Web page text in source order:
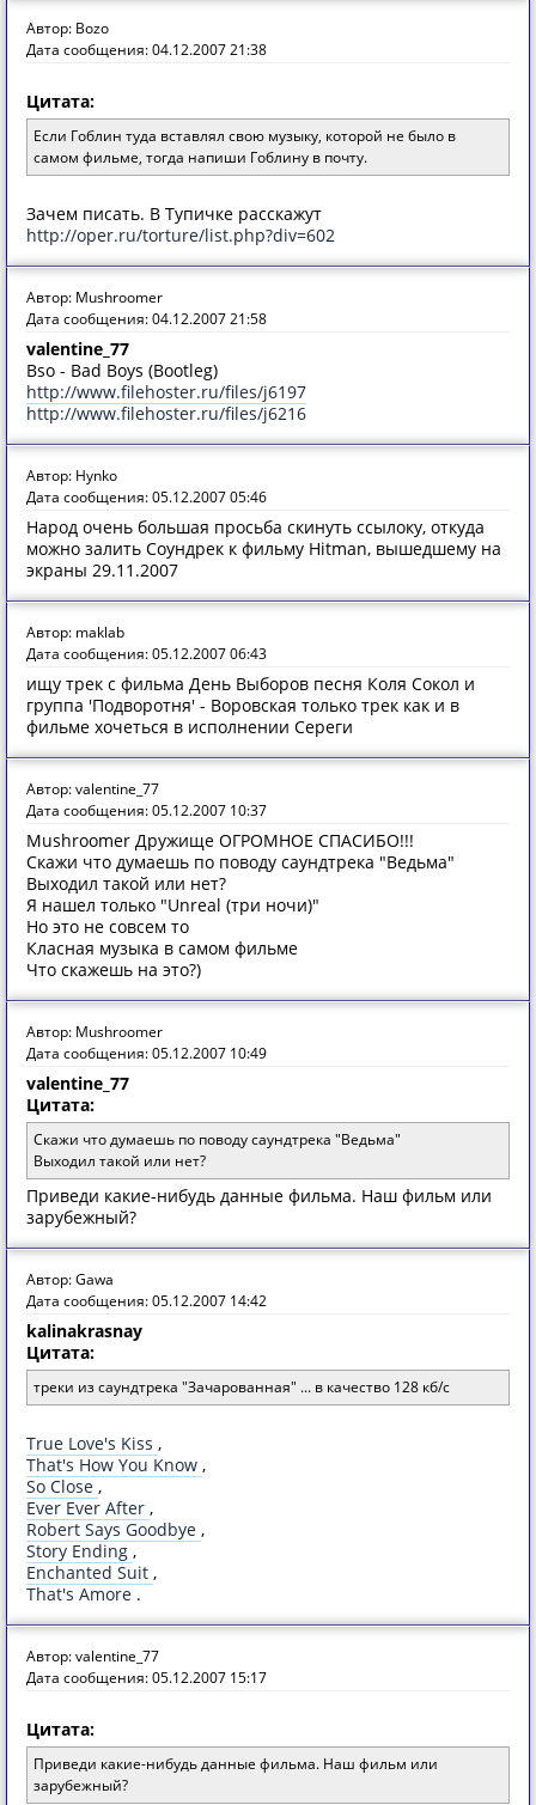
Автор: Bozo
Дата сообщения: 04.12.2007 21:38
Цитата:
Если Гоблин туда вставлял свою музыку, которой не было в
самом фильме, тогда напиши Гоблину в почту.
Зачем писать. В Тупичке расскажут
http://oper.ru/torture/list.php?div=602
Автор: Mushroomer
Дата сообщения: 04.12.2007 21:58
valentine_77
Bso - Bad Boys (Bootleg)
http://www.filehoster.ru/files/j6197
http://www.filehoster.ru/files/j6216
Автор: Hynko
Дата сообщения: 05.12.2007 05:46
Народ очень большая просьба скинуть ссылоку, откуда
можно залить Соундрек к фильму Hitman, вышедшему на
экраны 29.11.2007
Автор: maklab
Дата сообщения: 05.12.2007 06:43
ищу трек с фильма День Выборов песня Коля Сокол и
группа 'Подворотня' - Воровская только трек как и в
фильме хочеться в исполнении Сереги
Автор: valentine_77
Дата сообщения: 05.12.2007 10:37
Mushroomer Дружище ОГРОМНОЕ СПАСИБО!!!
Скажи что думаешь по поводу саундтрека "Ведьма"
Выходил такой или нет?
Я нашел только "Unreal (три ночи)"
Но это не совсем то
Класная музыка в самом фильме
Что скажешь на это?)
Автор: Mushroomer
Дата сообщения: 05.12.2007 10:49
valentine_77
Цитата:
Скажи что думаешь по поводу саундтрека "Ведьма"
Выходил такой или нет?
Приведи какие-нибудь данные фильма. Наш фильм или
зарубежный?
Автор: Gawa
Дата сообщения: 05.12.2007 14:42
kalinakrasnay
Цитата:
треки из саундтрека "Зачарованная" ... в качество 128 кб/с
True Love's Kiss ,
That's How You Know ,
So Close ,
Ever Ever After ,
Robert Says Goodbye ,
Story Ending ,
Enchanted Suit ,
That's Amore .
Автор: valentine_77
Дата сообщения: 05.12.2007 15:17
Цитата:
Приведи какие-нибудь данные фильма. Наш фильм или
зарубежный?